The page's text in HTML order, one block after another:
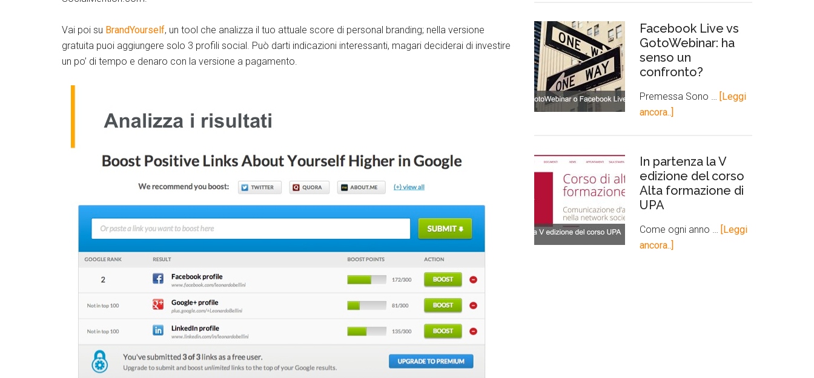
Vai poi su BrandYourself, un tool che analizza il tuo attuale score di personal branding; nella versione
gratuita puoi aggiungere solo 3 profili social. Può darti indicazioni interessanti, magari deciderai di investire
un po’ di tempo e denaro con la versione a pagamento.
Facebook Live vs
GotoWebinar: ha
senso un
confronto?
Premessa Sono …
[Leggi
ancora..]
In partenza la V
edizione del corso
Alta formazione di
UPA
Come ogni anno …
[Leggi
ancora..]